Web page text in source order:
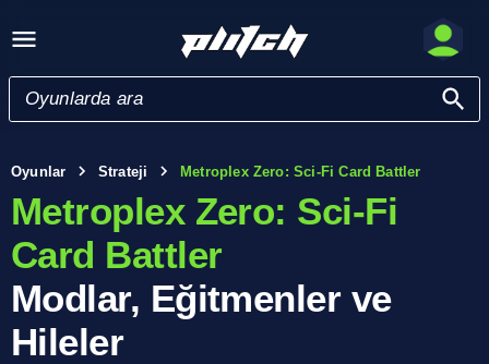
Oyunlar Strateji Metroplex Zero: Sci-Fi Card Battler
Metroplex Zero: Sci-Fi
Card Battler
Modlar, Eğitmenler ve
Hileler